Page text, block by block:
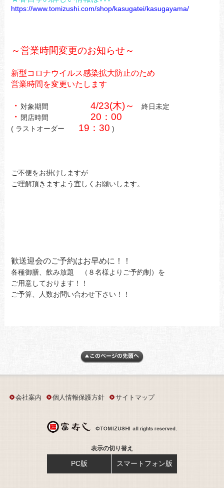
https://www.tomizushi.com/shop/kasugatei/kasugayama/
～営業時間変更のお知らせ～
新型コロナウイルス感染拡大防止のため
営業時間を変更いたします
・ 対象期間 4/23(木)～ 終日未定
・ 閉店時間 20：00
( ラストオーダー 19：30 )
ご不便をお掛けしますが
ご理解頂きますよう宜しくお願いします。
歓送迎会のご予約はお早めに！！
各種御膳、飲み放題 （８名様よりご予約制）を
ご用意しております！！
ご予算、人数お問い合わせ下さい！！
会社案内 個人情報保護方針 サイトマップ
表示の切り替え
PC版 スマートフォン版